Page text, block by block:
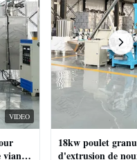
VIDEO
viande
18kw poulet
d'extrusion de